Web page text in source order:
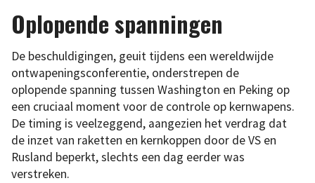
Oplopende spanningen
De beschuldigingen, geuit tijdens een wereldwijde
ontwapeningsconferentie, onderstrepen de
oplopende spanning tussen Washington en Peking op
een cruciaal moment voor de controle op kernwapens.
De timing is veelzeggend, aangezien het verdrag dat
de inzet van raketten en kernkoppen door de VS en
Rusland beperkt, slechts een dag eerder was
verstreken.